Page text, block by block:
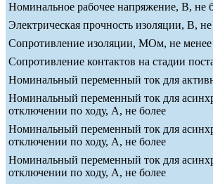
Номинальное рабочее напряжение, В, не
Электрическая прочность изоляции, В,
Сопротивление изоляции, МОм, не менее
Сопротивление контактов на стадии
Номинальный переменный ток для
Номинальный переменный ток для
отключении по ходу, А, не более
Номинальный переменный ток для
отключении по ходу, А, не более
Номинальный переменный ток для
отключении по ходу, А, не более